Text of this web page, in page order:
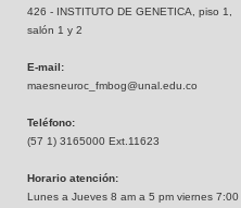
426 - INSTITUTO DE GENETICA, piso 1,
salón 1 y 2
E-mail:
maesneuroc_fmbog@unal.edu.co
Teléfono:
(57 1) 3165000 Ext.11623
Horario atención:
Lunes a Jueves 8 am a 5 pm viernes 7:00